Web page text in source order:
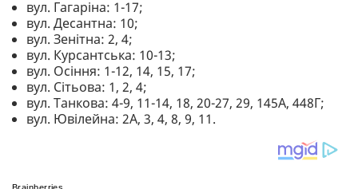
вул. Гагаріна: 1-17;
вул. Десантна: 10;
вул. Зенітна: 2, 4;
вул. Курсантська: 10-13;
вул. Осіння: 1-12, 14, 15, 17;
вул. Сітьова: 1, 2, 4;
вул. Танкова: 4-9, 11-14, 18, 20-27, 29, 145А, 448Г;
вул. Ювілейна: 2А, 3, 4, 8, 9, 11.